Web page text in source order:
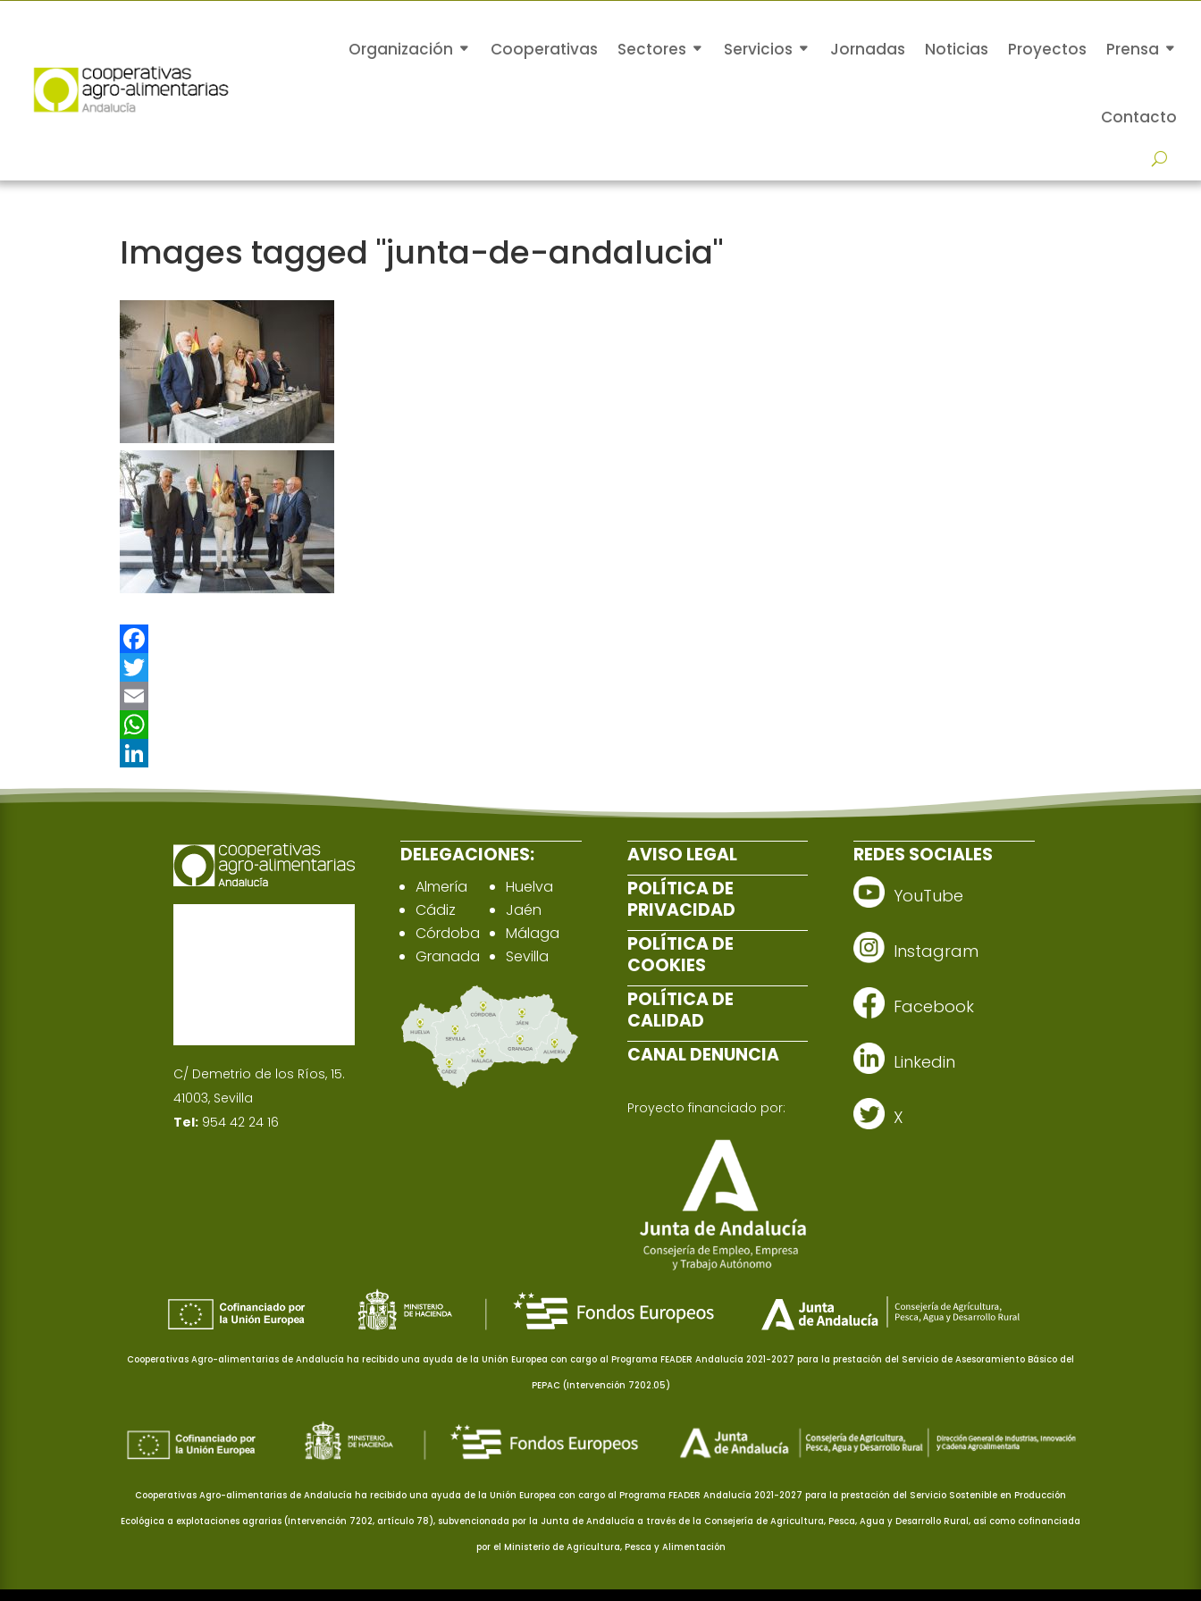
Organización Cooperativas Sectores Servicios Jornadas Noticias Proyectos Prensa
Contacto
Images tagged "junta-de-andalucia"
Facebook
Twitter
Email
WhatsApp
C/ Demetrio de los Ríos, 15.
41003, Sevilla
Tel: 954 42 24 16
DELEGACIONES:
Almería
Cádiz
Córdoba
Granada
Huelva
Jaén
Málaga
Sevilla
AVISO LEGAL
POLÍTICA DE
PRIVACIDAD
POLÍTICA DE
COOKIES
POLÍTICA DE
CALIDAD
CANAL DENUNCIA
Proyecto financiado por:
REDES SOCIALES
YouTube
Instagram
Facebook
Linkedin
X
Cooperativas Agro-alimentarias de Andalucía ha recibido una ayuda de la Unión Europea con cargo al Programa FEADER Andalucía 2021-2027 para la prestación del Servicio de Asesoramiento Básico del
PEPAC (Intervención 7202.05)
Cooperativas Agro-alimentarias de Andalucía ha recibido una ayuda de la Unión Europea con cargo al Programa FEADER Andalucía 2021-2027 para la prestación del Servicio Sostenible en Producción
Ecológica a explotaciones agrarias (Intervención 7202, artículo 78), subvencionada por la Junta de Andalucía a través de la Consejería de Agricultura, Pesca, Agua y Desarrollo Rural, así como cofinanciada
por el Ministerio de Agricultura, Pesca y Alimentación